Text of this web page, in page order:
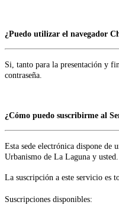
¿Puedo utilizar el navegador
Si, tanto para la presentación y
contraseña.
¿Cómo puedo suscribirme al
Esta sede electrónica dispone de
Urbanismo de La Laguna y usted.
La suscripción a este servicio es
Suscripciones disponibles: